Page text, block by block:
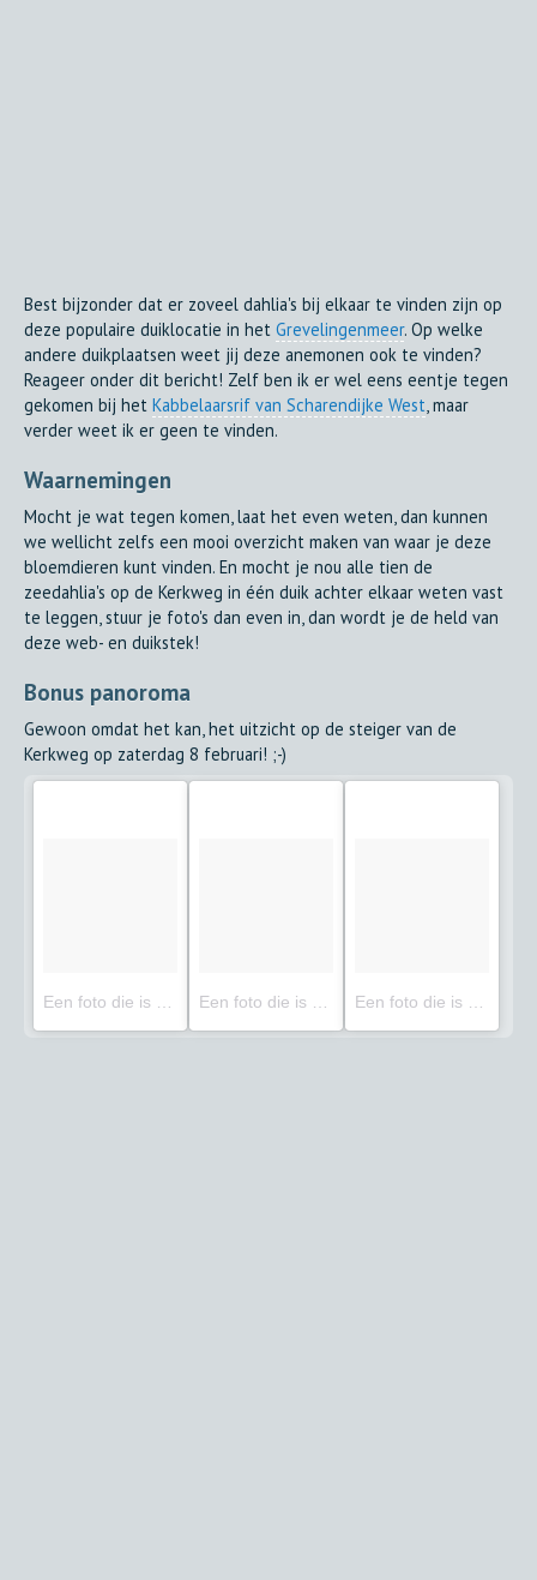
Best bijzonder dat er zoveel dahlia's bij elkaar te vinden zijn op
deze populaire duiklocatie in het Grevelingenmeer. Op welke
andere duikplaatsen weet jij deze anemonen ook te vinden?
Reageer onder dit bericht! Zelf ben ik er wel eens eentje tegen
gekomen bij het Kabbelaarsrif van Scharendijke West, maar
verder weet ik er geen te vinden.
Waarnemingen
Mocht je wat tegen komen, laat het even weten, dan kunnen
we wellicht zelfs een mooi overzicht maken van waar je deze
bloemdieren kunt vinden. En mocht je nou alle tien de
zeedahlia's op de Kerkweg in één duik achter elkaar weten vast
te leggen, stuur je foto's dan even in, dan wordt je de held van
deze web- en duikstek!
Bonus panoroma
Gewoon omdat het kan, het uitzicht op de steiger van de
Kerkweg op zaterdag 8 februari! ;-)
Een foto die is geplaatst door Duikplaats.net ????????⚓️ (@duikplaats) Een foto die is geplaatst door Duikplaats.net ????????⚓️ (@duikplaats) Een foto die is geplaatst door Duikplaats.net ????????⚓️ (@duikplaats)